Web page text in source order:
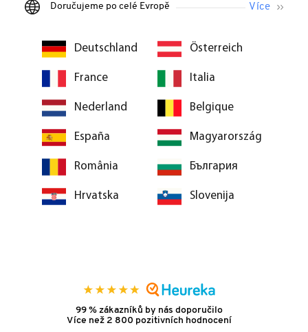
Doručujeme po celé Evropě
Deutschland Österreich
France Italia
Nederland Belgique
España Magyarország
România България
Hrvatska Slovenija
99 % zákazníků by nás doporučilo
Více než 2 800 pozitivních hodnocení